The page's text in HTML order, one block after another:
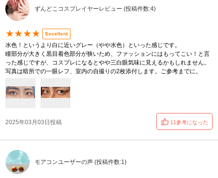
ずんどこコスプレイヤーレビュー (投稿件数:4)
★★★★ Excellent
水色！というより白に近いグレー（やや水色）といった感じです。
瞳部分が大きく黒目着色部分が狭いため、ファッションにはもってこい！と言
った感じですが、コスプレになるとやや三白眼気味に見えるかもしれません。
写真は暗所での一眼レフ、室内の自撮りの2枚添付します。ご参考までに。
2025年03月03日投稿 11参考になった
モアコンユーザーの声 (投稿件数:1)